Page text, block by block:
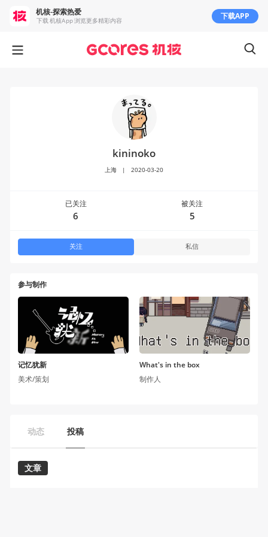
参与制作
记忆犹新
美术/策划
What's in the box
制作人
动态 投稿
文章
kininoko
上海 | 2020-03-20
已关注
6
被关注
5
关注 私信
机核-探索热爱
下载 机核App 浏览更多精彩内容 下载APP